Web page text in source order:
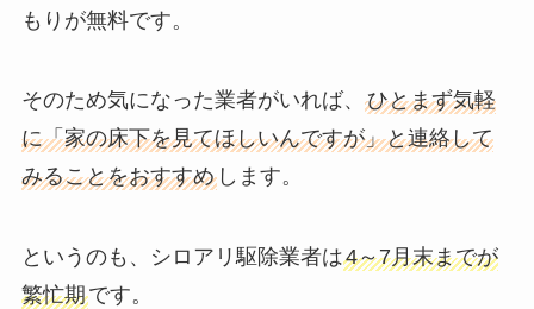
もりが無料です。
そのため気になった業者がいれば、 ひとまず気軽
に「家の床下を見てほしいんですが」と連絡して
みることをおすすめします。
というのも、シロアリ駆除業者は4～7月末までが
繁忙期です。